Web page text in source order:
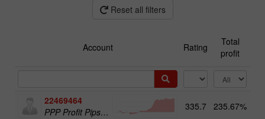
Reset all filters
Account Rating
Total
profit
22469464
PPP Profit Pips Plus
335.7 235.67%